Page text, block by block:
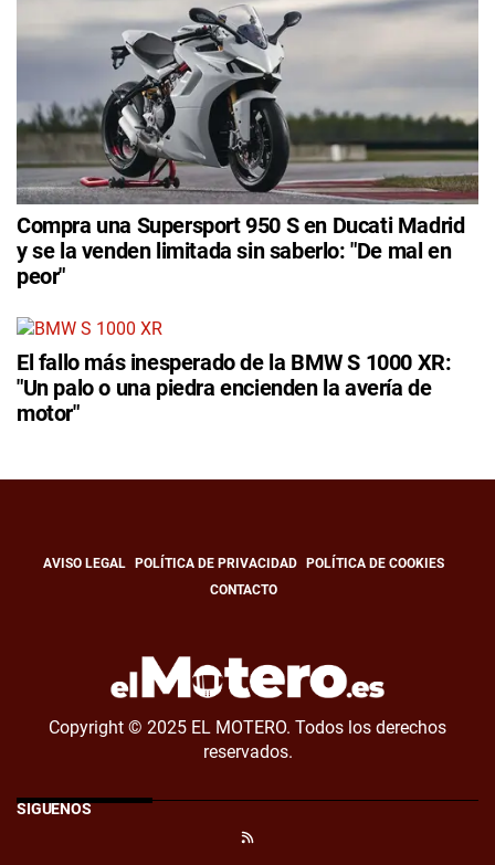
Compra una Supersport 950 S en Ducati Madrid
y se la venden limitada sin saberlo: "De mal en
peor"
El fallo más inesperado de la BMW S 1000 XR:
"Un palo o una piedra encienden la avería de
motor"
AVISO LEGAL POLÍTICA DE PRIVACIDAD
POLÍTICA DE COOKIES
CONTACTO
Copyright © 2025 EL MOTERO. Todos los derechos
reservados.
SÍGUENOS